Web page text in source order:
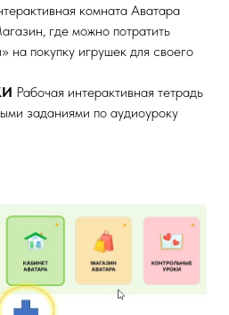
комната Аватара
где можно потратить
на покупку игрушек для своего
Рабочая интерактивная тетрадь
заданиями по аудиоуроку